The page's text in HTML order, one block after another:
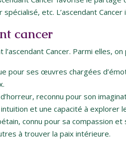
spécialisé, etc. L’ascendant
cancer
Cancer. Parmi elles,
pour ses œuvres chargées
reconnu pour son
et une capacité à explorer
connu pour sa compassion
à trouver la paix intérieure.